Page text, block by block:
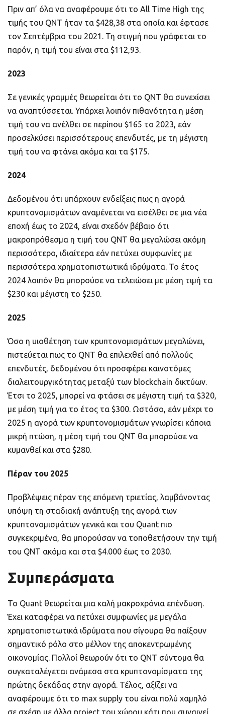
Πριν απ’ όλα να αναφέρουμε ότι το All Time High της
τιμής του QNT ήταν τα $428,38 στα οποία και έφτασε
τον Σεπτέμβριο του 2021. Τη στιγμή που γράφεται το
παρόν, η τιμή του είναι στα $112,93.
2023
Σε γενικές γραμμές θεωρείται ότι το QNT θα συνεχίσει
να αναπτύσσεται. Υπάρχει λοιπόν πιθανότητα η μέση
τιμή του να ανέλθει σε περίπου $165 το 2023, εάν
προσελκύσει περισσότερους επενδυτές, με τη μέγιστη
τιμή του να φτάνει ακόμα και τα $175.
2024
Δεδομένου ότι υπάρχουν ενδείξεις πως η αγορά
κρυπτονομισμάτων αναμένεται να εισέλθει σε μια νέα
εποχή έως το 2024, είναι σχεδόν βέβαιο ότι
μακροπρόθεσμα η τιμή του QNT θα μεγαλώσει ακόμη
περισσότερο, ιδιαίτερα εάν πετύχει συμφωνίες με
περισσότερα χρηματοπιστωτικά ιδρύματα. Το έτος
2024 λοιπόν θα μπορούσε να τελειώσει με μέση τιμή τα
$230 και μέγιστη τo $250.
2025
Όσο η υιοθέτηση των κρυπτονομισμάτων μεγαλώνει,
πιστεύεται πως το QNT θα επιλεχθεί από πολλούς
επενδυτές, δεδομένου ότι προσφέρει καινοτόμες
διαλειτουργικότητας μεταξύ των blockchain δικτύων.
Έτσι το 2025, μπορεί να φτάσει σε μέγιστη τιμή τα $320,
με μέση τιμή για το έτος τα $300. Ωστόσο, εάν μέχρι το
2025 η αγορά των κρυπτονομισμάτων γνωρίσει κάποια
μικρή πτώση, η μέση τιμή του QNT θα μπορούσε να
κυμανθεί και στα $280.
Πέραν του 2025
Προβλέψεις πέραν της επόμενη τριετίας, λαμβάνοντας
υπόψη τη σταδιακή ανάπτυξη της αγορά των
κρυπτονομισμάτων γενικά και του Quant πιο
συγκεκριμένα, θα μπορούσαν να τοποθετήσουν την τιμή
του QNT ακόμα και στα $4.000 έως το 2030.
Συμπεράσματα
Το Quant θεωρείται μια καλή μακροχρόνια επένδυση.
Έχει καταφέρει να πετύχει συμφωνίες με μεγάλα
χρηματοπιστωτικά ιδρύματα που σίγουρα θα παίξουν
σημαντικό ρόλο στο μέλλον της αποκεντρωμένης
οικονομίας. Πολλοί θεωρούν ότι το QNT σύντομα θα
συγκαταλέγεται ανάμεσα στα κρυπτονομίσματα της
πρώτης δεκάδας στην αγορά. Τέλος, αξίζει να
αναφέρουμε ότι το max supply του είναι πολύ χαμηλό